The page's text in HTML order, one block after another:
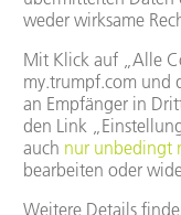
Venture